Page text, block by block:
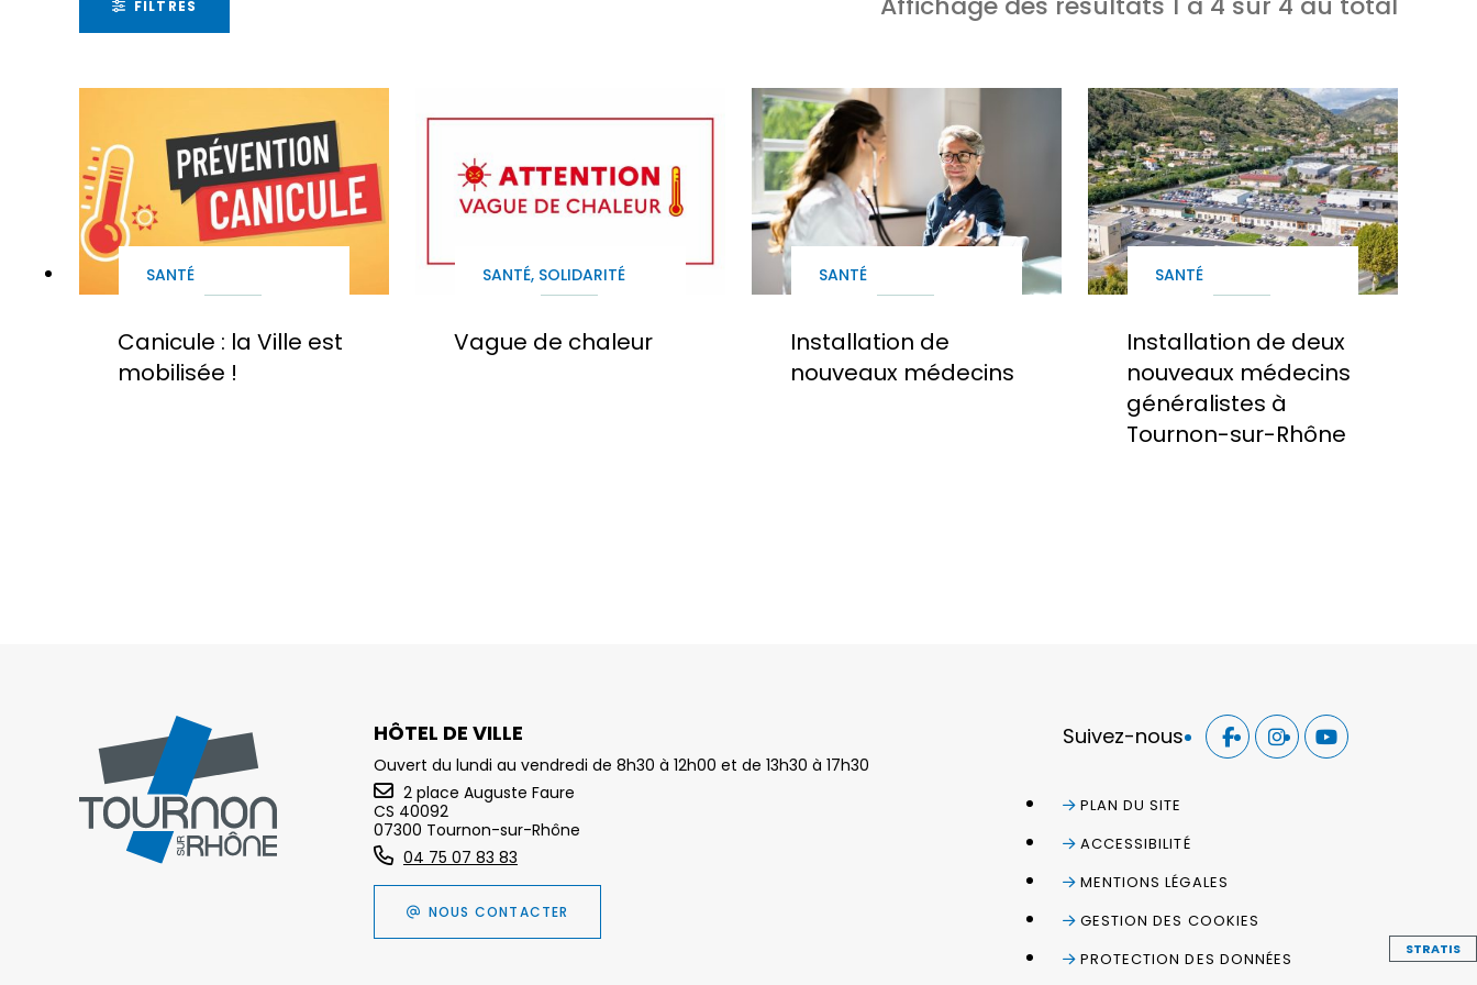
FILTRES
SANTÉ
Canicule : la Ville est
mobilisée !
SANTÉ, SOLIDARITÉ
Vague de chaleur
SANTÉ
Installation de
nouveaux médecins
SANTÉ
Installation de deux
nouveaux médecins
généralistes à
Tournon-sur-Rhône
HÔTEL DE VILLE
Ouvert du lundi au vendredi de 8h30 à 12h00 et de 13h30 à 17h30
2 place Auguste Faure
CS 40092
07300 Tournon-sur-Rhône
04 75 07 83 83
NOUS CONTACTER
Suivez-nous
PLAN DU SITE
ACCESSIBILITÉ
MENTIONS LÉGALES
GESTION DES COOKIES
PROTECTION DES DONNÉES
STRATIS